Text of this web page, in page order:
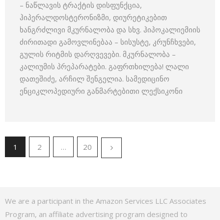
– ნაწლავის ტრაქტის დისფუნქცია,
ჰიპერალდოსტერონიზმი, დიურეტიკებით
ხანგრძლივი მკურნალობა და სხვ. ჰიპოკალიემიის
ძირითადი გამოვლინებაა – სისუსტე, კრუნჩხვები,
გულის რიტმის დარღვევები. მკურნალობა –
კალიუმის პრეპარატები. გაფრთხილება! ლალი
დათეშიძე, არჩილ შენგელია. სამედიცინო
ენციკლოპედიური განმარტებითი ლექსიკონი
1 2 … 20
We are a participant in the Amazon Services LLC Associates
Program, an affiliate advertising program designed to